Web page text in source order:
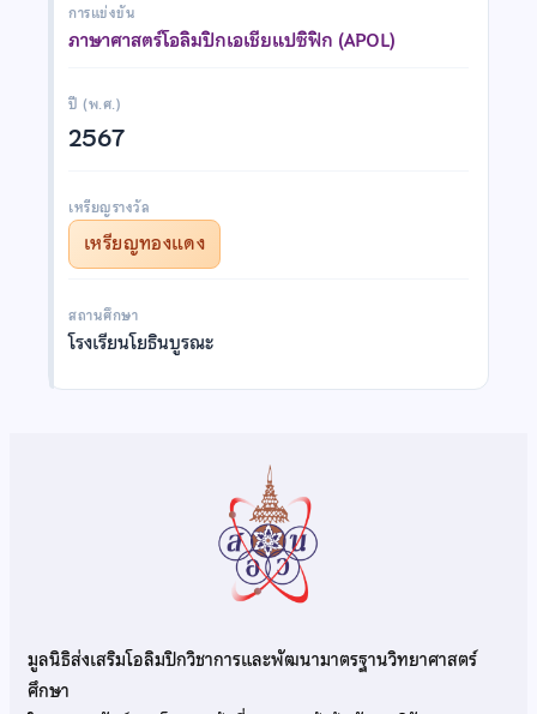
การแข่งขัน
ภาษาศาสตร์โอลิมปิกเอเชียแปซิฟิก (APOL)
ปี (พ.ศ.)
2567
เหรียญรางวัล
เหรียญทองแดง
สถานศึกษา
โรงเรียนโยธินบูรณะ
มูลนิธิส่งเสริมโอลิมปิกวิชาการและพัฒนามาตรฐานวิทยาศาสตร์
ศึกษา